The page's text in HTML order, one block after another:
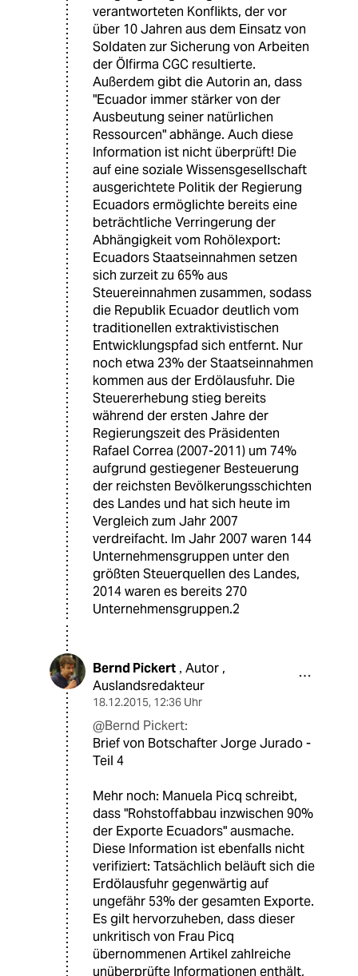
verantworteten Konflikts, der vor
über 10 Jahren aus dem Einsatz von
Soldaten zur Sicherung von Arbeiten
der Ölfirma CGC resultierte.
Außerdem gibt die Autorin an, dass
"Ecuador immer stärker von der
Ausbeutung seiner natürlichen
Ressourcen" abhänge. Auch diese
Information ist nicht überprüft! Die
auf eine soziale Wissensgesellschaft
ausgerichtete Politik der Regierung
Ecuadors ermöglichte bereits eine
beträchtliche Verringerung der
Abhängigkeit vom Rohölexport:
Ecuadors Staatseinnahmen setzen
sich zurzeit zu 65% aus
Steuereinnahmen zusammen, sodass
die Republik Ecuador deutlich vom
traditionellen extraktivistischen
Entwicklungspfad sich entfernt. Nur
noch etwa 23% der Staatseinnahmen
kommen aus der Erdölausfuhr. Die
Steuererhebung stieg bereits
während der ersten Jahre der
Regierungszeit des Präsidenten
Rafael Correa (2007-2011) um 74%
aufgrund gestiegener Besteuerung
der reichsten Bevölkerungsschichten
des Landes und hat sich heute im
Vergleich zum Jahr 2007
verdreifacht. Im Jahr 2007 waren 144
Unternehmensgruppen unter den
größten Steuerquellen des Landes,
2014 waren es bereits 270
Unternehmensgruppen.2
Bernd Pickert , Autor ,
Auslandsredakteur
18.12.2015, 12:36 Uhr
@Bernd Pickert:
Brief von Botschafter Jorge Jurado -
Teil 4
Mehr noch: Manuela Picq schreibt,
dass "Rohstoffabbau inzwischen 90%
der Exporte Ecuadors" ausmache.
Diese Information ist ebenfalls nicht
verifiziert: Tatsächlich beläuft sich die
Erdölausfuhr gegenwärtig auf
ungefähr 53% der gesamten Exporte.
Es gilt hervorzuheben, dass dieser
unkritisch von Frau Picq
übernommenen Artikel zahlreiche
unüberprüfte Informationen enthält,